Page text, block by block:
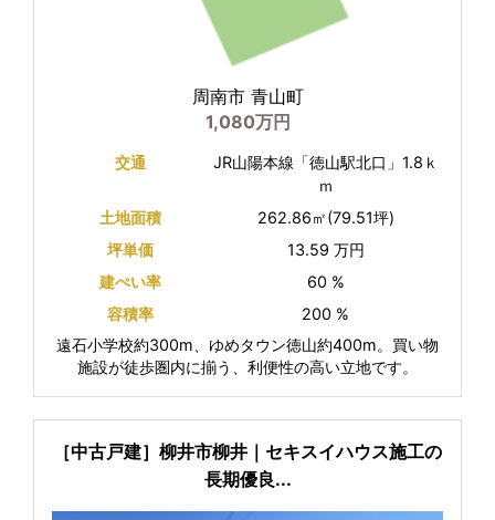
周南市 青山町
1,080万円
交通
JR山陽本線「徳山駅北口」1.8ｋ
ｍ
土地面積
262.86㎡(79.51坪)
坪単価
13.59 万円
建ぺい率
60 %
容積率
200 %
遠石小学校約300m、ゆめタウン徳山約400m。買い物
施設が徒歩圏内に揃う、利便性の高い立地です。
［中古戸建］柳井市柳井｜セキスイハウス施工の
長期優良...